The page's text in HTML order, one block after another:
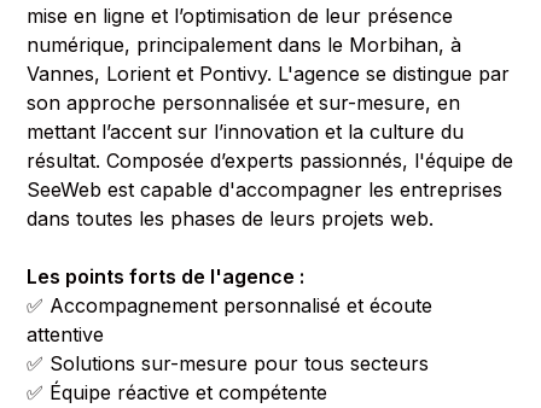
mise en ligne et l’optimisation de leur présence
numérique, principalement dans le Morbihan, à
Vannes, Lorient et Pontivy. L'agence se distingue par
son approche personnalisée et sur-mesure, en
mettant l’accent sur l’innovation et la culture du
résultat. Composée d’experts passionnés, l'équipe de
SeeWeb est capable d'accompagner les entreprises
dans toutes les phases de leurs projets web.
Les points forts de l'agence :
✅ Accompagnement personnalisé et écoute
attentive
✅ Solutions sur-mesure pour tous secteurs
✅ Équipe réactive et compétente